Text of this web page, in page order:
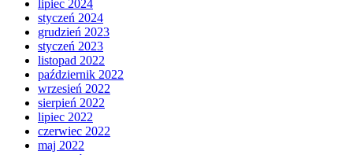
lipiec 2024
styczeń 2024
grudzień 2023
styczeń 2023
listopad 2022
październik 2022
wrzesień 2022
sierpień 2022
lipiec 2022
czerwiec 2022
maj 2022